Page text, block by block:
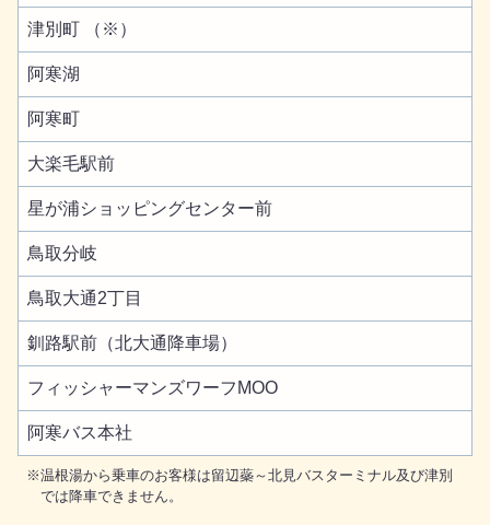
津別町 （※）
阿寒湖
阿寒町
大楽毛駅前
星が浦ショッピングセンター前
鳥取分岐
鳥取大通2丁目
釧路駅前（北大通降車場）
フィッシャーマンズワーフMOO
阿寒バス本社
温根湯から乗車のお客様は留辺蘂～北見バスターミナル及び津別
では降車できません。